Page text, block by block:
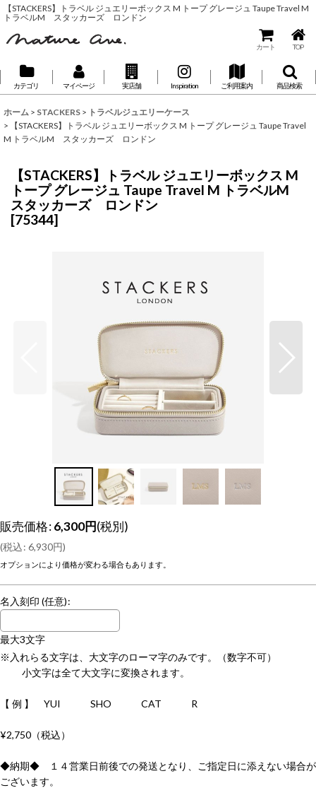
【STACKERS】トラベル ジュエリーボックス M トープ グレージュ Taupe Travel M
トラベルM スタッカーズ ロンドン
カート TOP
カテゴリ マイページ 実店舗 Inspiration ご利用案内 商品検索
ホーム > STACKERS > トラベルジュエリーケース
>
【STACKERS】トラベル ジュエリーボックス M トープ グレージュ Taupe Travel
M トラベルM スタッカーズ ロンドン
【STACKERS】トラベル ジュエリーボックス M
トープ グレージュ Taupe Travel M トラベルM
スタッカーズ ロンドン
[75344]
販売価格:6,300円(税別)
(税込: 6,930円)
オプションにより価格が変わる場合もあります。
名入刻印 (任意):
最大3文字
※入れらる文字は、大文字のローマ字のみです。（数字不可）
小文字は全て大文字に変換されます。
【 例 】 YUI SHO CAT R
¥2,750（税込）
◆納期◆ １４営業日前後での発送となり、ご指定日に添えない場合が
ございます。